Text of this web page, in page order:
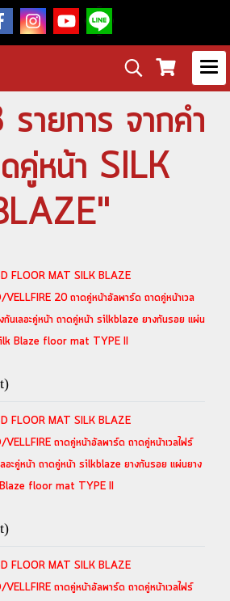
ายการ จากคำ
คู่หน้า SILK
FLOOR MAT SILK BLAZE
20 ถาดคู่หน้าอัลพาร์ด ถาดคู่หน้าเวล
กันเลอะคู่หน้า ถาดคู่หน้า silkblaze ยางกันรอย แผ่น
Blaze floor mat TYPE II
FLOOR MAT SILK BLAZE
ถาดคู่หน้าอัลพาร์ด ถาดคู่หน้าเวลไฟร์
อะคู่หน้า ถาดคู่หน้า silkblaze ยางกันรอย แผ่นยาง
floor mat TYPE II
FLOOR MAT SILK BLAZE
ถาดคู่หน้าอัลพาร์ด ถาดคู่หน้าเวลไฟร์